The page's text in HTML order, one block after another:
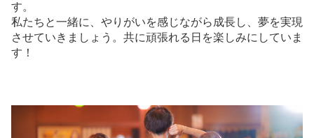
す。
私たちと一緒に、やりがいを感じながら成長し、夢を実現
させていきましょう。共に頑張れる日を楽しみにしていま
す！